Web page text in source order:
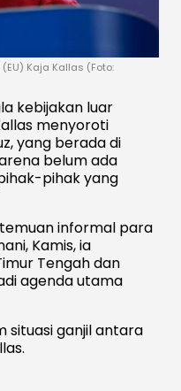
Kaja Kallas (Foto:
kebijakan luar
menyoroti
yang berada di
belum ada
pihak yang
informal para
Kamis, ia
Tengah dan
agenda utama
situasi ganjil antara